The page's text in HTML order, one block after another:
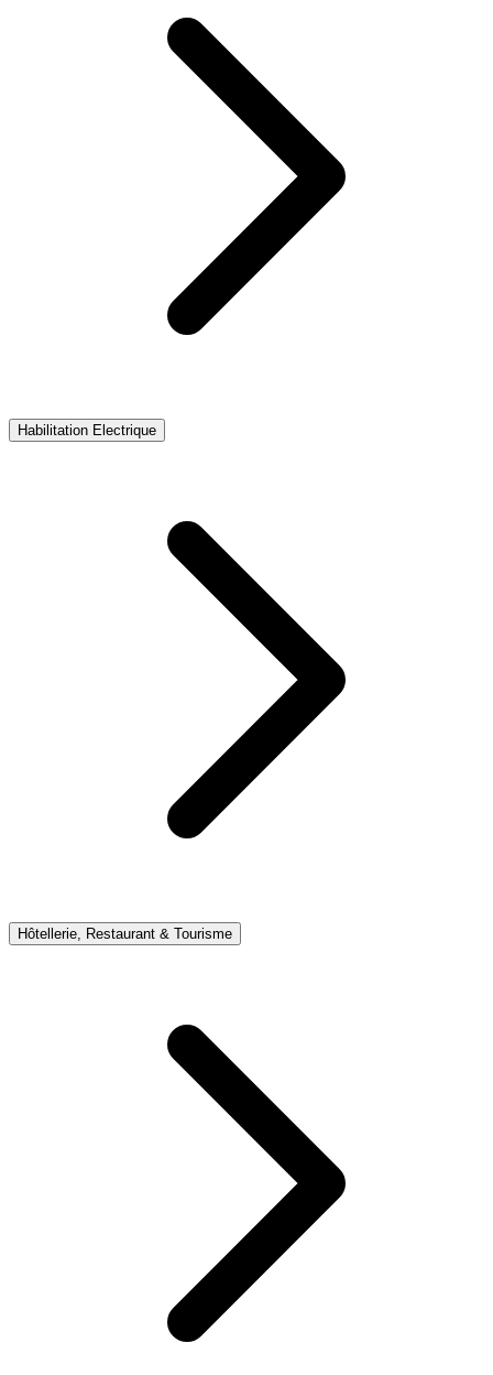
Habilitation Electrique
Hôtellerie, Restaurant & Tourisme